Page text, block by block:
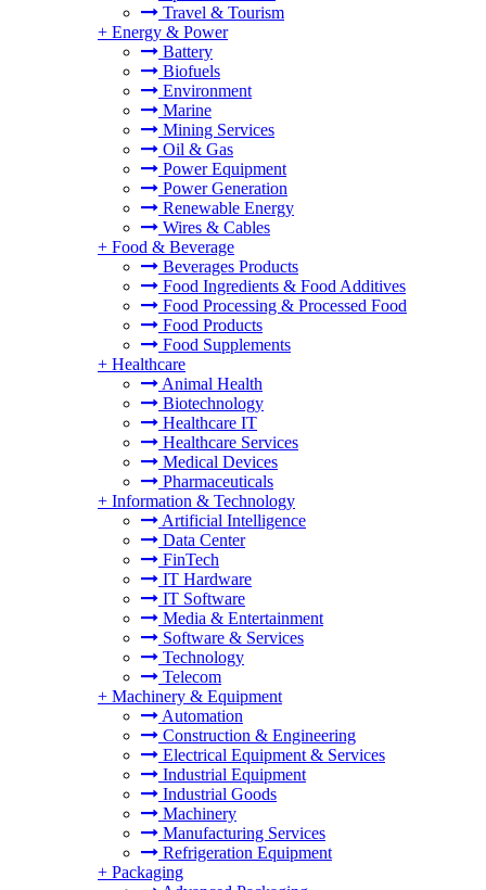
Travel & Tourism
+ Energy & Power
Battery
Biofuels
Environment
Marine
Mining Services
Oil & Gas
Power Equipment
Power Generation
Renewable Energy
Wires & Cables
+ Food & Beverage
Beverages Products
Food Ingredients & Food Additives
Food Processing & Processed Food
Food Products
Food Supplements
+ Healthcare
Animal Health
Biotechnology
Healthcare IT
Healthcare Services
Medical Devices
Pharmaceuticals
+ Information & Technology
Artificial Intelligence
Data Center
FinTech
IT Hardware
IT Software
Media & Entertainment
Software & Services
Technology
Telecom
+ Machinery & Equipment
Automation
Construction & Engineering
Electrical Equipment & Services
Industrial Equipment
Industrial Goods
Machinery
Manufacturing Services
Refrigeration Equipment
+ Packaging